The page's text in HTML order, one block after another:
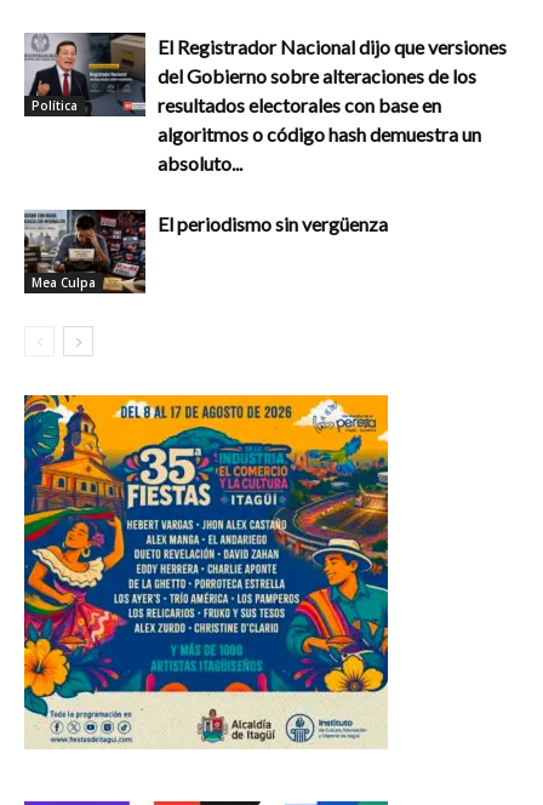
Política
El Registrador Nacional dijo que versiones
del Gobierno sobre alteraciones de los
resultados electorales con base en
algoritmos o código hash demuestra un
absoluto...
Mea Culpa
El periodismo sin vergüenza